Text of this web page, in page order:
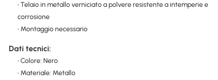
• Telaio in metallo verniciato a polvere resistente a intemperie e
corrosione
• Montaggio necessario
Dati tecnici:
• Colore: Nero
• Materiale: Metallo